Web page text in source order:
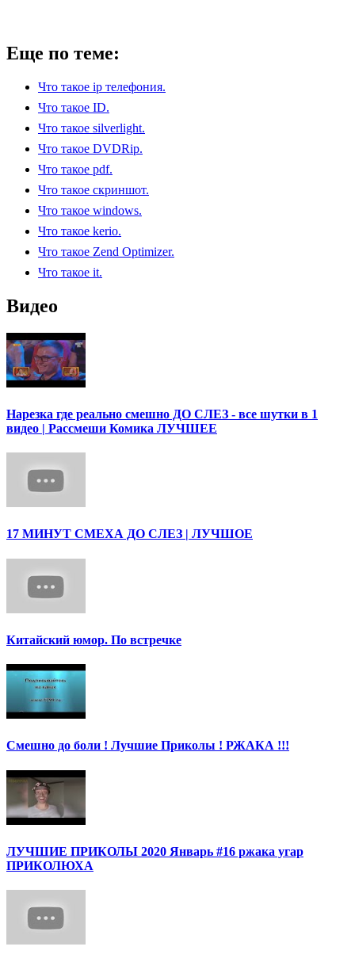
Еще по теме:
Что такое ip телефония.
Что такое ID.
Что такое silverlight.
Что такое DVDRip.
Что такое pdf.
Что такое скриншот.
Что такое windows.
Что такое kerio.
Что такое Zend Optimizer.
Что такое it.
Видео
Нарезка где реально смешно ДО СЛЕЗ - все шутки в 1
видео | Рассмеши Комика ЛУЧШЕЕ
17 МИНУТ СМЕХА ДО СЛЕЗ | ЛУЧШОЕ
Китайский юмор. По встречке
Смешно до боли ! Лучшие Приколы ! РЖАКА !!!
ЛУЧШИЕ ПРИКОЛЫ 2020 Январь #16 ржака угар
ПРИКОЛЮХА